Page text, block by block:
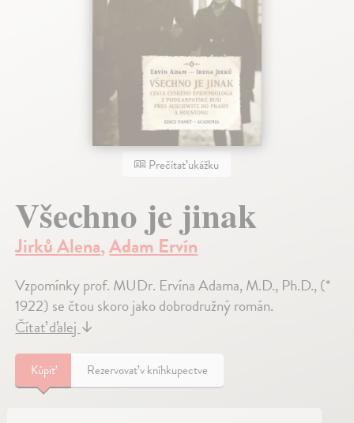
Prečítať ukážku
Všechno je jinak
Jirků Alena,Adam Ervín
Vzpomínky prof. MUDr. Ervína Adama, M.D., Ph.D., (*
1922) se čtou skoro jako dobrodružný román.
Čítať ďalej↓
Kúpiť Rezervovať v kníhkupectve